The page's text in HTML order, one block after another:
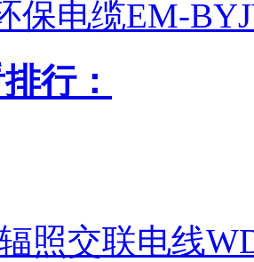
保电缆EM-
行：
照交联电线